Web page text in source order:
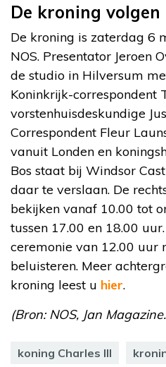
De kroning
De kroning is zaterdag 6
NOS. Presentator Jeroen
de studio in Hilversum
Koninkrijk-correspondent
vorstenhuisdeskundige
Correspondent Fleur
vanuit Londen en
Bos staat bij Windsor
daar te verslaan. De
bekijken vanaf 10.00 tot
tussen 17.00 en 18.00
ceremonie van 12.00 uur
beluisteren. Meer
kroning leest u hier.
(Bron: NOS, Jan
koning Charles III